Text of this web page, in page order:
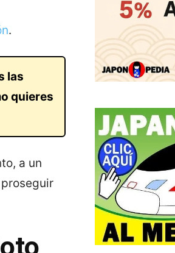
.
las
quieres
a un